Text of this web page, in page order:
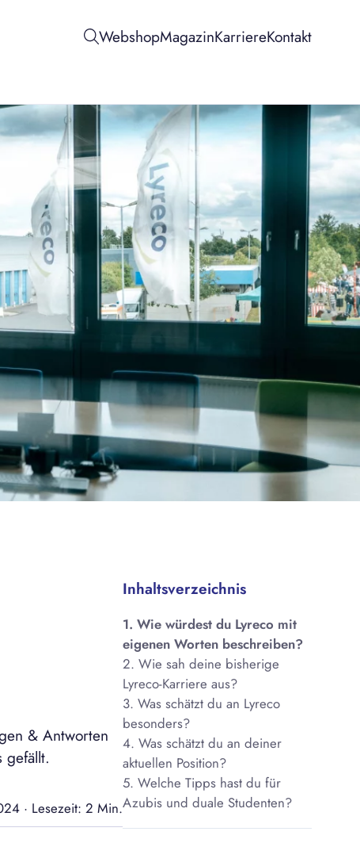
WebshopMagazinKarriereKontakt
& Antworten
gefällt.
· Lesezeit: 2 Min.
Inhaltsverzeichnis
1. Wie würdest du Lyreco mit
eigenen Worten beschreiben?
2. Wie sah deine bisherige
Lyreco-Karriere aus?
3. Was schätzt du an Lyreco
besonders?
4. Was schätzt du an deiner
aktuellen Position?
5. Welche Tipps hast du für
Azubis und duale Studenten?